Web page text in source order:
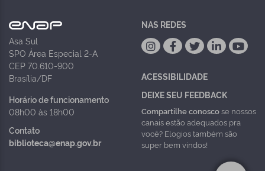
Asa Sul
SPO Área Especial 2-A
CEP 70.610-900
Brasília/DF
Horário de funcionamento
08h00 às 18h00
Contato
biblioteca@enap.gov.br
NAS REDES
ACESSIBILIDADE
DEIXE SEU FEEDBACK
Compartilhe conoscose nossos
canais estão adequados pra
você? Elogios também são
super bem vindos!